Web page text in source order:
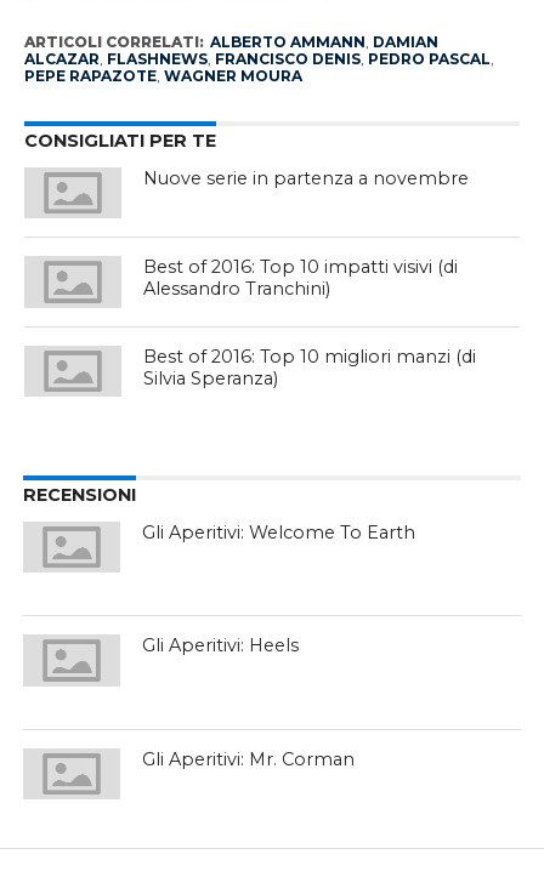
ARTICOLI CORRELATI: ALBERTO AMMANN, DAMIAN
ALCAZAR, FLASHNEWS, FRANCISCO DENIS, PEDRO PASCAL,
PEPE RAPAZOTE, WAGNER MOURA
CONSIGLIATI PER TE
Nuove serie in partenza a novembre
Best of 2016: Top 10 impatti visivi (di
Alessandro Tranchini)
Best of 2016: Top 10 migliori manzi (di
Silvia Speranza)
RECENSIONI
Gli Aperitivi: Welcome To Earth
Gli Aperitivi: Heels
Gli Aperitivi: Mr. Corman